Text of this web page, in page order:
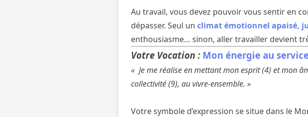
Au travail, vous devez pouvoir vous sentir en
dépasser. Seul un climat émotionnel apaisé,
enthousiasme… sinon, aller travailler devient
Votre Vocation : Mon énergie au
« Je me réalise en mettant mon esprit (4) et mon
collectivité (9), au vivre-ensemble. »
Votre symbole d’expression se situe dans le